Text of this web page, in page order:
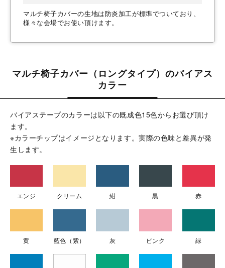
マルチ椅子カバーの生地は防炎加工が標準でついており、
様々な会場でお使い頂けます。
マルチ椅子カバー（ロングタイプ）のバイアス
カラー
バイアステープのカラーは以下の既成色15色からお選び頂け
ます。
※カラーチップはイメージとなります。実際の色味と差異が発
生します。
エンジ クリーム 紺 黒 赤
黄 藍色（紫） 灰 ピンク 緑